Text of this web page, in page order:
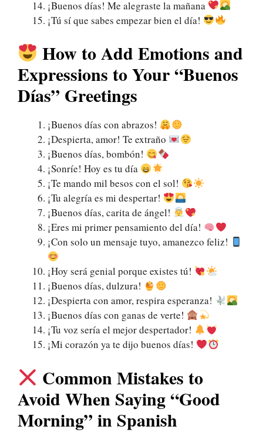
¡Buenos días! Me alegraste la mañana
¡Tú sí que sabes empezar bien el día!
How to Add Emotions and
Expressions to Your “Buenos
Días” Greetings
¡Buenos días con abrazos!
¡Despierta, amor! Te extraño
¡Buenos días, bombón!
¡Sonríe! Hoy es tu día
¡Te mando mil besos con el sol!
¡Tu alegría es mi despertar!
¡Buenos días, carita de ángel!
¡Eres mi primer pensamiento del día!
¡Con solo un mensaje tuyo, amanezco feliz!
¡Hoy será genial porque existes tú!
¡Buenos días, dulzura!
¡Despierta con amor, respira esperanza!
¡Buenos días con ganas de verte!
¡Tu voz sería el mejor despertador!
¡Mi corazón ya te dijo buenos días!
Common Mistakes to
Avoid When Saying “Good
Morning” in Spanish